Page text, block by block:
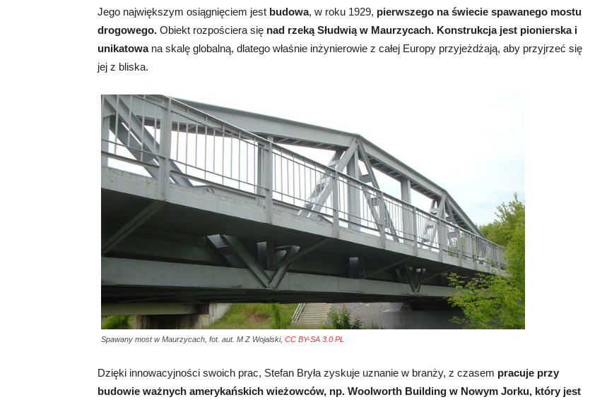
Jego największym osiągnięciem jest budowa, w roku 1929, pierwszego na świecie spawanego mostu
drogowego. Obiekt rozpościera się nad rzeką Słudwią w Maurzycach. Konstrukcja jest pionierska i
unikatowa na skalę globalną, dlatego właśnie inżynierowie z całej Europy przyjeżdżają, aby przyjrzeć się
jej z bliska.
Spawany most w Maurzycach, fot. aut. M Z Wojalski, CC BY-SA 3.0 PL
Dzięki innowacyjności swoich prac, Stefan Bryła zyskuje uznanie w branży, z czasem pracuje przy
budowie ważnych amerykańskich wieżowców, np. Woolworth Building w Nowym Jorku, który jest